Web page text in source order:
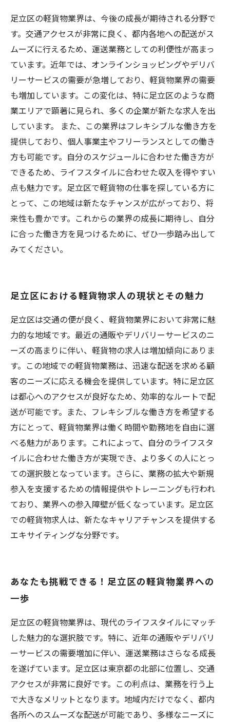
足立区の軽貨物業界は、今後の成長が期待される分野で
す。交通アクセスが非常に良く、都内各地への配送がス
ムーズに行えるため、運送業務としての利便性が高まっ
ています。近年では、オンラインショッピングやデリバ
リーサービスの需要が急増しており、軽貨物業界の需要
も増加しています。この変化は、特に足立区のような商
業エリアで顕著に見られ、多くの企業が新たな求人を出
しています。 また、この業界はフレキシブルな働き方を
提供しており、個人事業主やフリーランスとしての働き
方も可能です。自分のスケジュールに合わせた働き方が
できるため、ライフスタイルに合わせた収入を得やすい
点も魅力です。足立区で軽貨物の仕事を探している方に
とって、この地域は新たなチャンスが広がっており、将
来性も豊かです。これからの業界の成長に期待し、自分
に合った働き方を見つけるために、ぜひ一歩踏み出して
みてください。
足立区における軽貨物求人の現状とその魅力
足立区は交通の便が良く、軽貨物業界において非常に魅
力的な地域です。最近の通販やデリバリーサービスのニ
ーズの高まりに伴い、軽貨物の求人は増加傾向にありま
す。この地域での軽貨物業務は、迅速な配送を求める顧
客のニーズに応える機会を提供しています。特に足立区
は都心へのアクセスが良好なため、効率的なルートで配
送が可能です。また、フレキシブルな働き方を希望する
方にとって、軽貨物業界は働く時間や勤務地を自由に選
べる魅力があります。これによって、自分のライフスタ
イルに合わせた働き方が実現でき、より多くの人にとっ
ての選択肢となっています。さらに、業務の拡大や新規
参入を支援するための情報提供やトレーニングも行われ
ており、業界への参入障壁が低くなっています。足立区
での軽貨物求人は、新たなキャリアチャンスを提供する
エキサイティングな分野です。
あなたも挑戦できる！足立区の軽貨物業界への
一歩
足立区の軽貨物業界は、現代のライフスタイルにマッチ
した魅力的な選択肢です。特に、近年の通販やデリバリ
ーサービスの需要増加に伴い、運送業務はさらなる成長
を遂げています。足立区は東京都の北部に位置し、交通
アクセスが非常に良好です。この利点は、業務を行う上
で大きなメリットとなります。地域内だけでなく、都内
各所へのスムーズな配送が可能であり、多様なニーズに